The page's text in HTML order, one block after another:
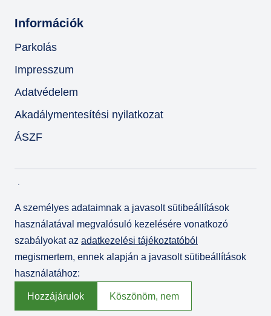
Információk
Parkolás
Impresszum
Adatvédelem
Akadálymentesítési nyilatkozat
ÁSZF
© Várkert Bazár 2026
Fejlesztette azIntegral Vision Kft.
A személyes adataimnak a javasolt sütibeállítások
használatával megvalósuló kezelésére vonatkozó
szabályokat az adatkezelési tájékoztatóból
megismertem, ennek alapján a javasolt sütibeállítások
használatához:
Hozzájárulok Köszönöm, nem